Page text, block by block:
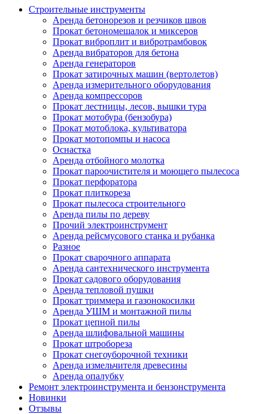
Строительные инструменты
Аренда бетонорезов и резчиков швов
Прокат бетономешалок и миксеров
Прокат виброплит и вибротрамбовок
Аренда вибраторов для бетона
Аренда генераторов
Прокат затирочных машин (вертолетов)
Аренда измерительного оборудования
Аренда компрессоров
Прокат лестницы, лесов, вышки тура
Прокат мотобура (бензобура)
Прокат мотоблока, культиватора
Прокат мотопомпы и насоса
Оснастка
Аренда отбойного молотка
Прокат пароочистителя и моющего пылесоса
Прокат перфоратора
Прокат плиткореза
Прокат пылесоса строительного
Аренда пилы по дереву
Прочий электроинструмент
Аренда рейсмусового станка и рубанка
Разное
Прокат сварочного аппарата
Аренда сантехнического инструмента
Прокат садового оборудования
Аренда тепловой пушки
Прокат триммера и газонокосилки
Аренда УШМ и монтажной пилы
Прокат цепной пилы
Аренда шлифовальной машины
Прокат штробореза
Прокат снегоуборочной техники
Аренда измельчителя древесины
Аренда опалубку
Ремонт электроинструмента и бензонструмента
Новинки
Отзывы